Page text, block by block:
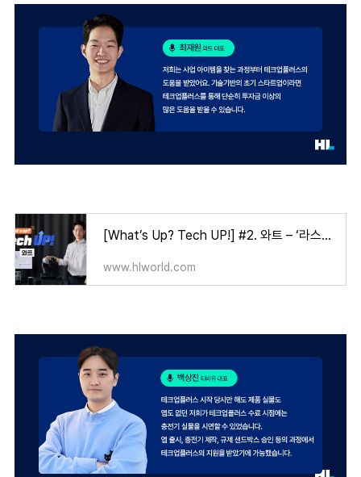
[What’s Up? Tech UP!] #2. 와트 – ‘라스트마일’ 물류 혁신은 로봇으로
www.hlworld.com